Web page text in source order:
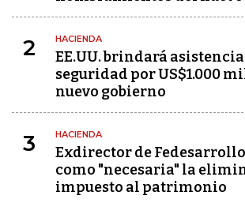
2 HACIENDA
EE.UU. brindará
seguridad por US$1.000
nuevo gobierno
3 HACIENDA
Exdirector de
como "necesaria" la
impuesto al patrimonio